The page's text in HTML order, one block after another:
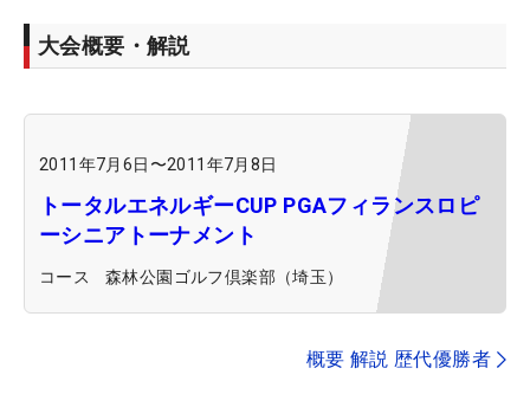
大会概要・解説
2011年7月6日 〜2011年7月8日
トータルエネルギーCUP PGAフィランスロピ
ーシニアトーナメント
コース 森林公園ゴルフ倶楽部（埼玉）
概要 解説 歴代優勝者